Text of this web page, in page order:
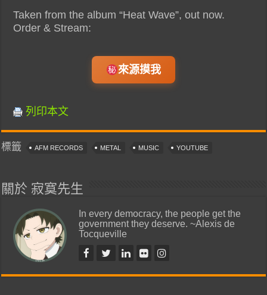
Taken from the album “Heat Wave”, out now.
Order & Stream:
來源摸我
列印本文
標籤 AFM RECORDS METAL MUSIC YOUTUBE
關於 寂寞先生
In every democracy, the people get the
government they deserve. ~Alexis de
Tocqueville